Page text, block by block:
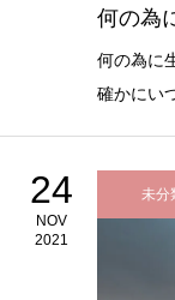
何の為
何の為に
確かにい
24
NOV
2021
未分